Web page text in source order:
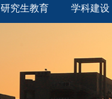
研究生教育 学科建设